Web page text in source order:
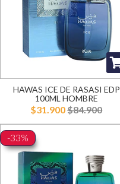
HAWAS ICE DE RASASI EDP
100ML HOMBRE
$31.900$84.900
-33%